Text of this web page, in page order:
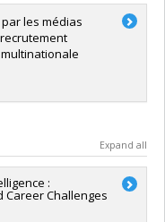
les médias
Expand all
:
Career Challenges